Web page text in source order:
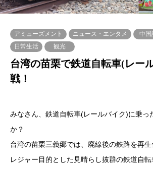
アミューズメント ニュース・エンタメ 中国
日常生活
観光
台湾の苗栗で鉄道自転車(レー
戦！
みなさん、鉄道自転車(レールバイク)に乗っ
か？
台湾の苗栗三義郷では、廃線後の鉄路を再生
レジャー目的とした見晴らし抜群の鉄道自